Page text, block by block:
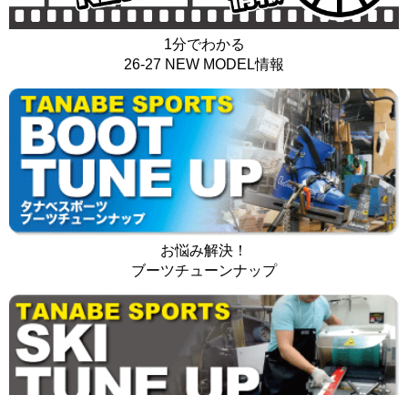
1分でわかる
26-27 NEW MODEL情報
お悩み解決！
ブーツチューンナップ